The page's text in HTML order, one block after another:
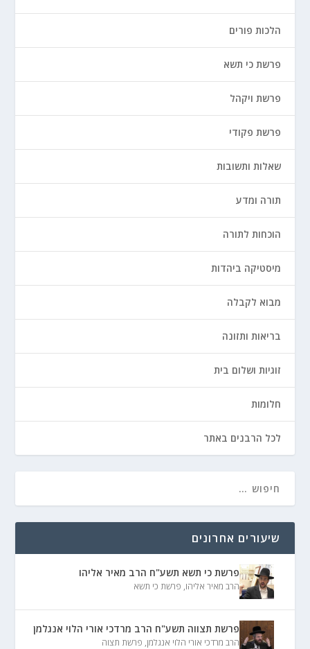
הלכות פורים
פרשת כי תשא
פרשת ויקהל
פרשת פקודי
שאלות ותשובות
תורה ומדע
הוכחות לתורה
מיסטיקה ביהדות
מבוא לקבלה
בריאות ותזונה
זוגיות ושלום בית
חלומות
לכל הרבנים באתר
שיעורים אחרונים
פרשת כי תשא תשע"ח הרב מאיר אליהו
הרב מאיר אליהו, פרשת כי תשא
פרשת תצווה תשע"ח הרב מרדכי אורי הלוי אנגלמן
הרב מרדכי אורי הלוי אנגלמן, פרשת תצוה